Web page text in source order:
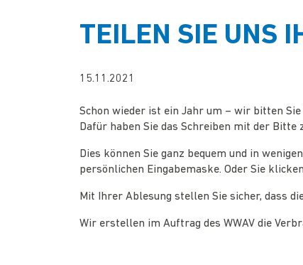
TEILEN SIE UNS
15.11.2021
Schon wieder ist ein Jahr um – wir bitten
Dafür haben Sie das Schreiben mit der
Dies können Sie ganz bequem und in
persönlichen Eingabemaske. Oder Sie
Mit Ihrer Ablesung stellen Sie sicher, dass
Wir erstellen im Auftrag des WWAV die